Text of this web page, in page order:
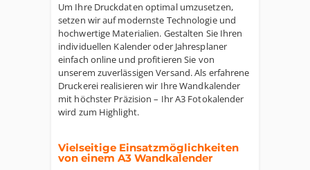
Um Ihre Druckdaten optimal umzusetzen,
setzen wir auf modernste Technologie und
hochwertige Materialien. Gestalten Sie Ihren
individuellen Kalender oder Jahresplaner
einfach online und profitieren Sie von
unserem zuverlässigen Versand. Als erfahrene
Druckerei realisieren wir Ihre Wandkalender
mit höchster Präzision – Ihr A3 Fotokalender
wird zum Highlight.
Vielseitige Einsatzmöglichkeiten
von einem A3 Wandkalender